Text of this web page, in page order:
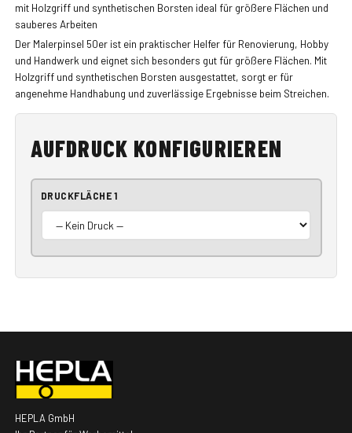
mit Holzgriff und synthetischen Borsten ideal für größere Flächen und
sauberes Arbeiten
Der Malerpinsel 50er ist ein praktischer Helfer für Renovierung, Hobby
und Handwerk und eignet sich besonders gut für größere Flächen. Mit
Holzgriff und synthetischen Borsten ausgestattet, sorgt er für
angenehme Handhabung und zuverlässige Ergebnisse beim Streichen.
AUFDRUCK KONFIGURIEREN
DRUCKFLÄCHE 1
HEPLA GmbH